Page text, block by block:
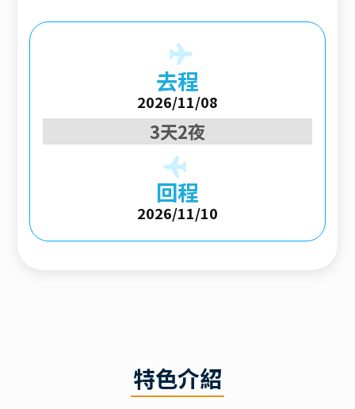
去程
2026/11/08
3天2夜
回程
2026/11/10
特色介紹